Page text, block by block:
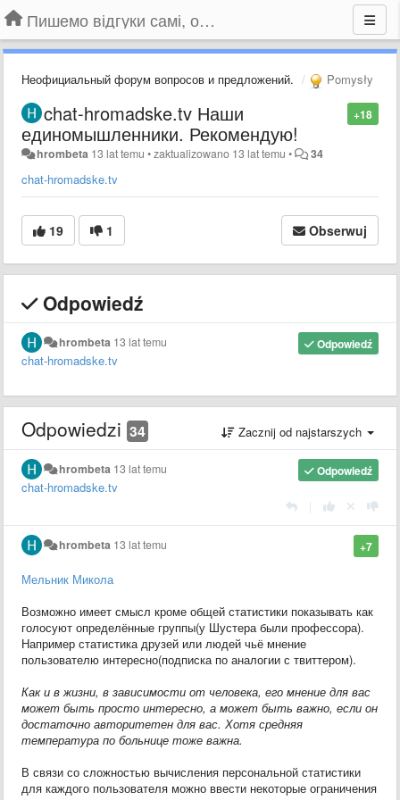
Пишемо відгуки самі, обговорюємо інші ідеї та пропозиції до Громадського Телебачення
Неофициальный форум вопросов и предложений. Pomysły
+18
chat-hromadske.tv Наши
единомышленники. Рекомендую!
hrombeta 13 lat temu •zaktualizowano 13 lat temu • 34
chat-hromadske.tv
19 1 Obserwuj
Odpowiedź
Odpowiedź
hrombeta 13 lat temu
chat-hromadske.tv
Odpowiedzi 34 Zacznij od najstarszych
Odpowiedź
hrombeta 13 lat temu
chat-hromadske.tv
+7
hrombeta 13 lat temu
Мельник Микола
Возможно имеет смысл кроме общей статистики показывать как
голосуют определённые группы(у Шустера были профессора).
Например статистика друзей или людей чьё мнение
пользователю интересно(подписка по аналогии с твиттером).
Как и в жизни, в зависимости от человека, его мнение для вас
может быть просто интересно, а может быть важно, если он
достаточно авторитетен для вас. Хотя средняя
температура по больнице тоже важна.
В связи со сложностью вычисления персональной статистики
для каждого пользователя можно ввести некоторые ограничения